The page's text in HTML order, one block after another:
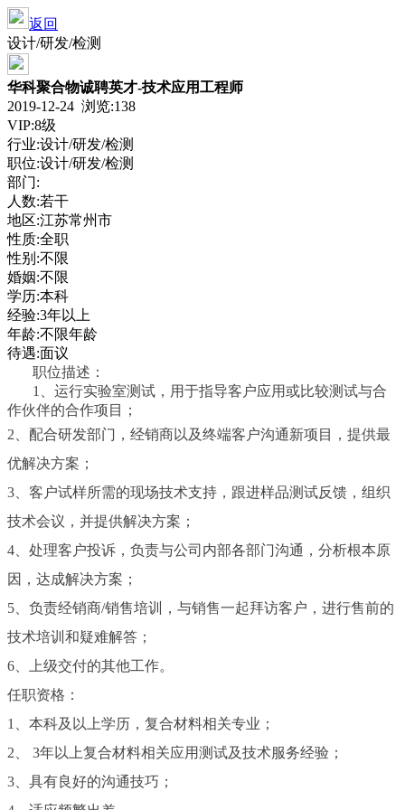
返回
设计/研发/检测
华科聚合物诚聘英才-技术应用工程师
2019-12-24 浏览:138
VIP:8级
行业:设计/研发/检测
职位:设计/研发/检测
部门:
人数:若干
地区:江苏常州市
性质:全职
性别:不限
婚姻:不限
学历:本科
经验:3年以上
年龄:不限年龄
待遇:面议
职位描述：
1、运行实验室测试，用于指导客户应用或比较测试与合
作伙伴的合作项目；
2、配合研发部门，经销商以及终端客户沟通新项目，提供最
优解决方案；
3、客户试样所需的现场技术支持，跟进样品测试反馈，组织
技术会议，并提供解决方案；
4、处理客户投诉，负责与公司内部各部门沟通，分析根本原
因，达成解决方案；
5、负责经销商/销售培训，与销售一起拜访客户，进行售前的
技术培训和疑难解答；
6、上级交付的其他工作。
任职资格：
1、本科及以上学历，复合材料相关专业；
2、 3年以上复合材料相关应用测试及技术服务经验；
3、具有良好的沟通技巧；